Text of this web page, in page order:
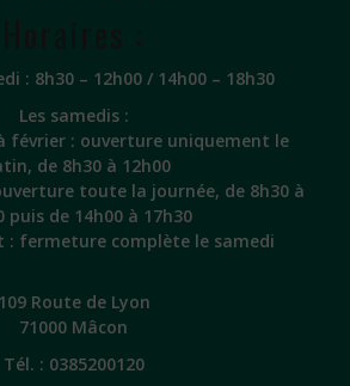
: 8h30 – 12h00 / 14h00 – 18h30
Les samedis :
février : ouverture uniquement le
de 8h30 à 12h00
toute la journée, de 8h30 à
puis de 14h00 à 17h30
: fermeture complète le samedi
109 Route de Lyon
71000 Mâcon
Tél. : 0385200120